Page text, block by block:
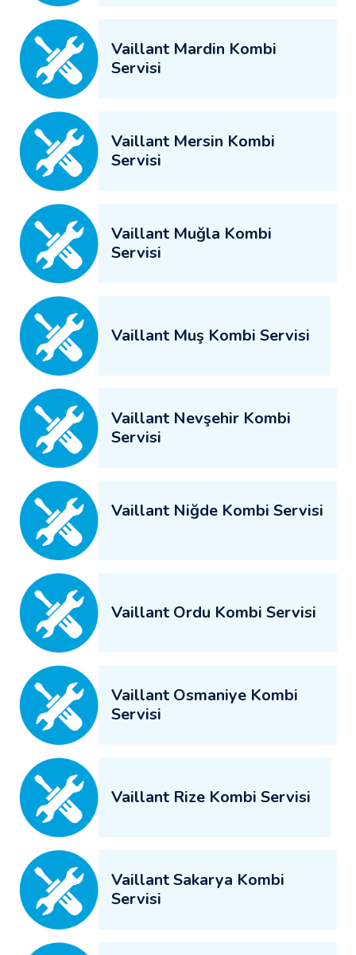
Vaillant Mardin Kombi
Servisi
Vaillant Mersin Kombi
Servisi
Vaillant Muğla Kombi
Servisi
Vaillant Muş Kombi Servisi
Vaillant Nevşehir Kombi
Servisi
Vaillant Niğde Kombi Servisi
Vaillant Ordu Kombi Servisi
Vaillant Osmaniye Kombi
Servisi
Vaillant Rize Kombi Servisi
Vaillant Sakarya Kombi
Servisi